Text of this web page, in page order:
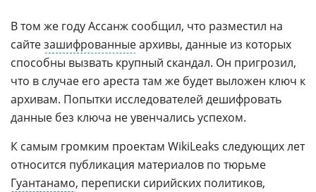
В том же году Ассанж сообщил, что разместил на
сайтезашифрованныеархивы, данные из которых
способны вызвать крупный скандал. Он пригрозил,
что в случае его ареста там же будет выложен ключ к
архивам. Попытки исследователей дешифровать
данные без ключа не увенчались успехом.
К самым громким проектам WikiLeaks следующих лет
относится публикация материалов по тюрьме
Гуантанамо, переписки сирийских политиков,